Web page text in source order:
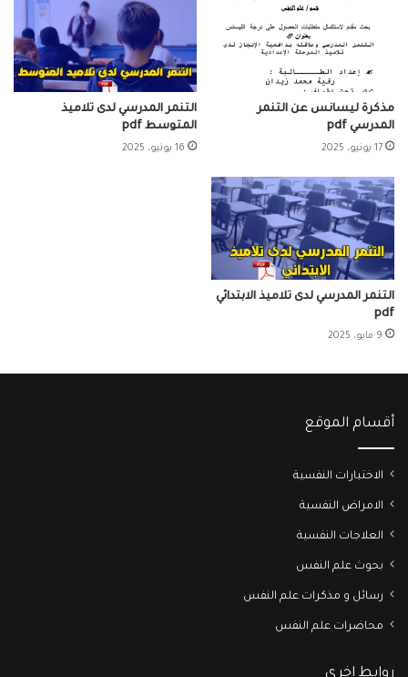
مذكرة ليسانس عن التنمر
المدرسي pdf
17 يونيو، 2025
التنمر المدرسي لدى تلاميذ
المتوسط pdf
16 يونيو، 2025
التنمر المدرسي لدى تلاميذ الابتدائي
pdf
9 مايو، 2025
أقسام الموقع
الاختبارات النفسية
الامراض النفسية
العلاجات النفسية
بحوث علم النفس
رسائل و مذكرات علم النفس
محاضرات علم النفس